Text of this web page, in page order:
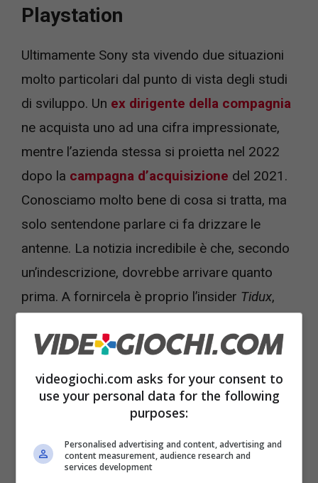
Playstation
Ultimamente Sony sta vivendo due situazioni
molto particolari dal punto di vista degli studi
di sviluppo. Un ex dirigente della compagnia
ne acquista uno ad una cifra impressionate,
mentre l’azienda stessa si proietta nel 2022
dopo la campagna d’acquisizione del 2021.
Conosciamo molto bene di cosa si tratta, ma
solo sentendone parlare ci fa drizzare le
antenne. La notizia incredibile è che, secondo
un’indescrizione, dovrebbe arrivare quanto
prima. A fornircela è proprio l’insider Tidux,
stiamo aspettando con ansia.
videogiochi.com asks for your consent to
use your personal data for the following
purposes:
Personalised advertising and content, advertising and
content measurement, audience research and
services development